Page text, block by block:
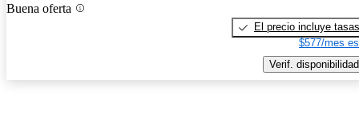
Buena oferta
El precio incluye tasas
$577/mes
Verif. disponibilidad